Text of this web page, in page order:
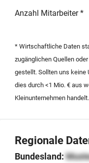
Location ist am
anspruchsvolle
von einem bereits
spezialisierten
mediale
Anzahl Mitarbeiter *
* Wirtschaftliche Daten
zugänglichen Quellen
gestellt. Sollten uns keine
dies durch <1 Mio. € aus
Kleinunternehmen handelt.
Regionale
Bundesland: